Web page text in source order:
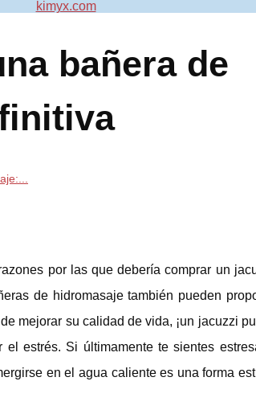
bañera de
por las que debería comprar un
de hidromasaje también pueden
mejorar su calidad de vida, ¡un jacuzzi
estrés. Si últimamente te sientes
en el agua caliente es una forma
kimyx.com